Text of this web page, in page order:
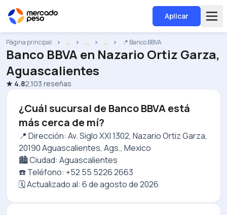
Aplicar
Página principal ... ... ... 📍 Banco BBVA
Banco BBVA en Nazario Ortiz Garza,
Aguascalientes
★ 4.82,103 reseñas
¿Cuál sucursal de Banco BBVA está
más cerca de mí?
📍 Dirección: Av. Siglo XXI 1302, Nazario Ortiz Garza,
20190 Aguascalientes, Ags., Mexico
🏙️ Ciudad: Aguascalientes
☎️ Teléfono: +52 55 5226 2663
🗓️ Actualizado al: 6 de agosto de 2026